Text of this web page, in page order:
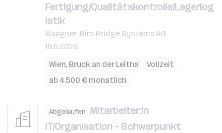
Fertigung/Qualitätskontrolle/Lagerlog
istik
Waagner-Biro Bridge Systems AG
19.5.2026
Wien, Bruck an der Leitha
Vollzeit
ab 4.500 € monatlich
Abgelaufen Mitarbeiter:in
IT/Organisation – Schwerpunkt